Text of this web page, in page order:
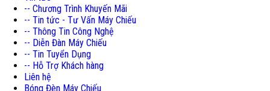
-- Chương Trình Khuyến Mãi
-- Tin tức - Tư Vấn Máy Chiếu
-- Thông Tin Công Nghệ
-- Diễn Đàn Máy Chiếu
-- Tin Tuyển Dụng
-- Hỗ Trợ Khách hàng
Liên hệ
Bóng Đèn Máy Chiếu